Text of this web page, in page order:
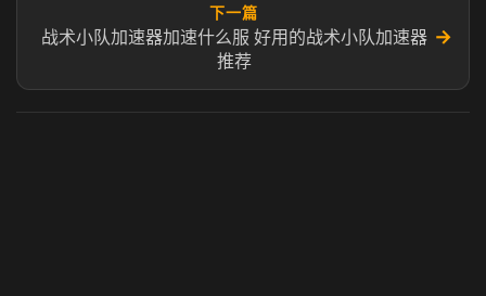
下一篇
战术小队加速器加速什么服 好用的战术小队加速器
推荐
→